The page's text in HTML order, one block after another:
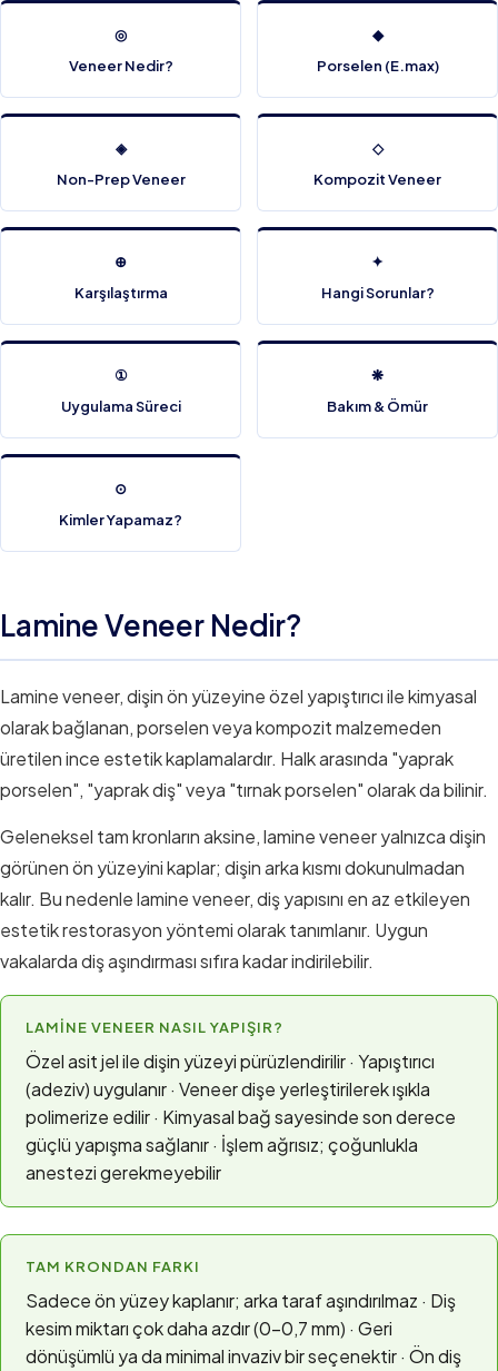
◎
Veneer Nedir?
◆
Porselen (E.max)
◈
Non-Prep Veneer
◇
Kompozit Veneer
⊕
Karşılaştırma
✦
Hangi Sorunlar?
①
Uygulama Süreci
❋
Bakım & Ömür
⊙
Kimler Yapamaz?
Lamine Veneer Nedir?
Lamine veneer, dişin ön yüzeyine özel yapıştırıcı ile kimyasal
olarak bağlanan, porselen veya kompozit malzemeden
üretilen ince estetik kaplamalardır. Halk arasında "yaprak
porselen", "yaprak diş" veya "tırnak porselen" olarak da bilinir.
Geleneksel tam kronların aksine, lamine veneer yalnızca dişin
görünen ön yüzeyini kaplar; dişin arka kısmı dokunulmadan
kalır. Bu nedenle lamine veneer, diş yapısını en az etkileyen
estetik restorasyon yöntemi olarak tanımlanır. Uygun
vakalarda diş aşındırması sıfıra kadar indirilebilir.
LAMINE VENEER NASIL YAPIŞIR?
Özel asit jel ile dişin yüzeyi pürüzlendirilir · Yapıştırıcı
(adeziv) uygulanır · Veneer dişe yerleştirilerek ışıkla
polimerize edilir · Kimyasal bağ sayesinde son derece
güçlü yapışma sağlanır · İşlem ağrısız; çoğunlukla
anestezi gerekmeyebilir
TAM KRONDAN FARKI
Sadece ön yüzey kaplanır; arka taraf aşındırılmaz · Diş
kesim miktarı çok daha azdır (0–0,7 mm) · Geri
dönüşümlü ya da minimal invaziv bir seçenektir · Ön diş